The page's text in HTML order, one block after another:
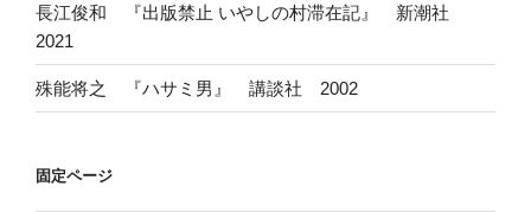
長江俊和 『出版禁止 いやしの村滞在記』 新潮社
2021
殊能将之 『ハサミ男』 講談社 2002
固定ページ